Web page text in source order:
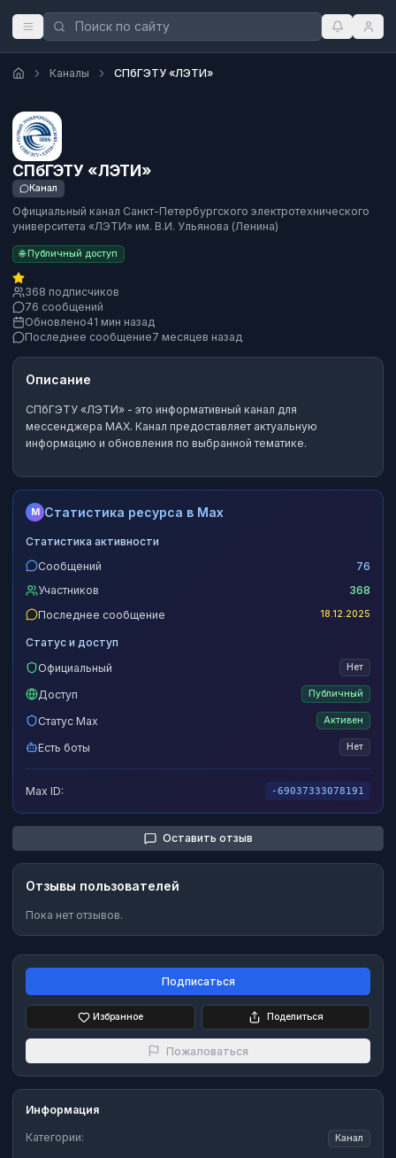
Каналы СПбГЭТУ «ЛЭТИ»
СПбГЭТУ «ЛЭТИ»
Канал
Официальный канал Санкт-Петербургского электротехнического
университета «ЛЭТИ» им. В.И. Ульянова (Ленина)
🌐 Публичный доступ
368 подписчиков
76 сообщений
Обновлено41 мин назад
Последнее сообщение7 месяцев назад
Описание
СПбГЭТУ «ЛЭТИ» - это информативный канал для
мессенджера MAX. Канал предоставляет актуальную
информацию и обновления по выбранной тематике.
M Статистика ресурса в Max
Статистика активности
Сообщений
76
Участников
368
Последнее сообщение
18.12.2025
Статус и доступ
Официальный
Нет
Доступ Публичный
Статус Max Активен
Есть боты Нет
Max ID: -69037333078191
Оставить отзыв
Отзывы пользователей
Пока нет отзывов.
Подписаться
Избранное Поделиться
Пожаловаться
Информация
Категории: Канал